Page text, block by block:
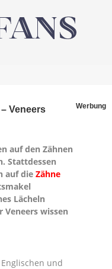
Veneers
Werbung
auf den Zähnen
Stattdessen
auf die Zähne
Lächeln
Veneers wissen
und